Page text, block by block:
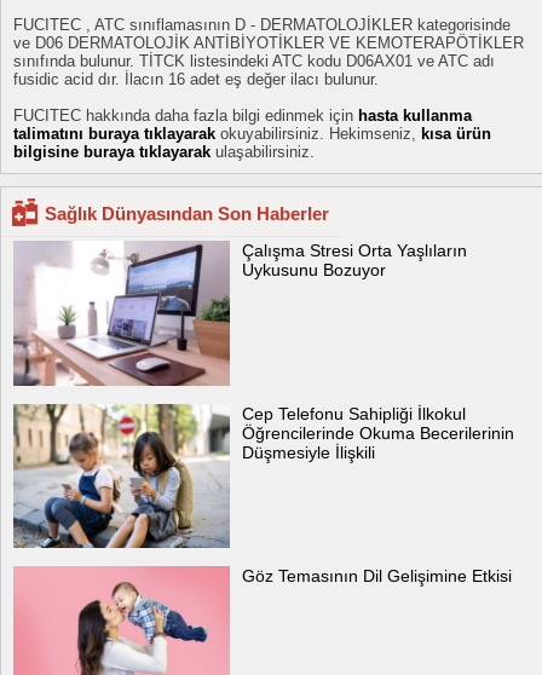
FUCITEC , ATC sınıflamasının D - DERMATOLOJİKLER kategorisinde
ve D06 DERMATOLOJİK ANTİBİYOTİKLER VE KEMOTERAPÖTİKLER
sınıfında bulunur. TİTCK listesindeki ATC kodu D06AX01 ve ATC adı
fusidic acid dır. İlacın 16 adet eş değer ilacı bulunur.
FUCITEC hakkında daha fazla bilgi edinmek için hasta kullanma
talimatını buraya tıklayarak okuyabilirsiniz. Hekimseniz, kısa ürün
bilgisine buraya tıklayarak ulaşabilirsiniz.
Sağlık Dünyasından Son Haberler
Çalışma Stresi Orta Yaşlıların
Uykusunu Bozuyor
Cep Telefonu Sahipliği İlkokul
Öğrencilerinde Okuma Becerilerinin
Düşmesiyle İlişkili
Göz Temasının Dil Gelişimine Etkisi